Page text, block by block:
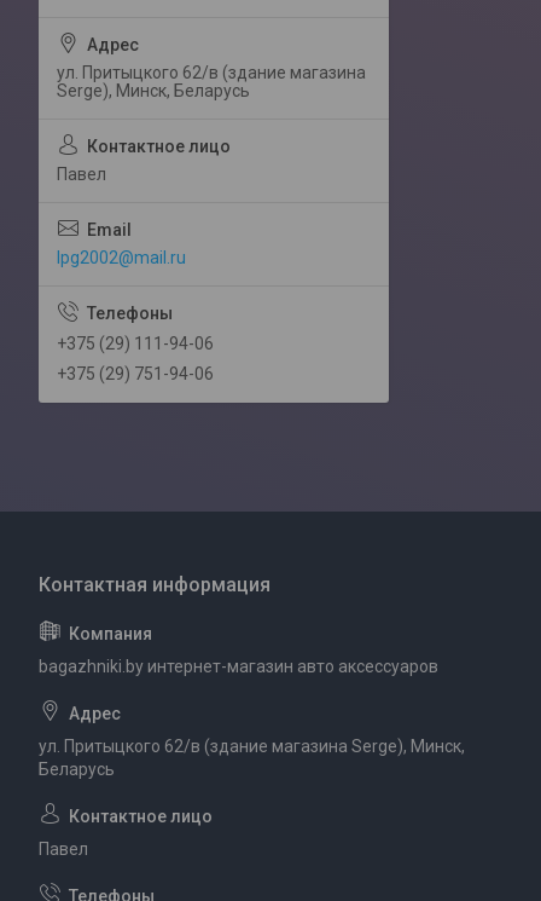
ул. Притыцкого 62/в (здание магазина
Serge), Минск, Беларусь
Павел
lpg2002@mail.ru
+375 (29) 111-94-06
+375 (29) 751-94-06
bagazhniki.by интернет-магазин авто аксессуаров
ул. Притыцкого 62/в (здание магазина Serge), Минск,
Беларусь
Павел